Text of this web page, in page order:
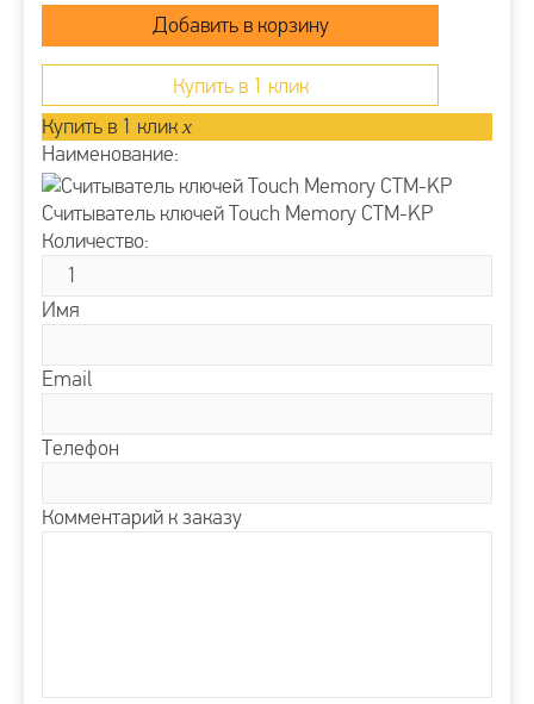
Купить в 1 клик
Купить в 1 клик x
Наименование:
Считыватель ключей Touch Memory CTM-KP
Количество:
Имя
Email
Телефон
Комментарий к заказу